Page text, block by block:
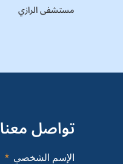
مستشفى الرازي
تواصل معنا
الإسم الشخصي